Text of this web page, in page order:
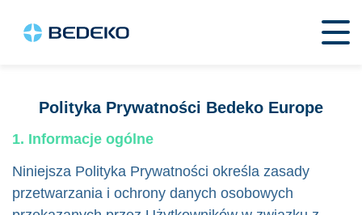
Polityka Prywatności Bedeko Europe
1. Informacje ogólne
Niniejsza Polityka Prywatności określa zasady
przetwarzania i ochrony danych osobowych